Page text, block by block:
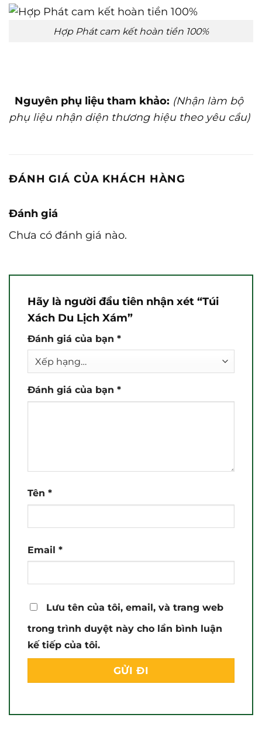
Hợp Phát cam kết hoàn tiền 100%
Nguyên phụ liệu tham khảo: (Nhận làm bộ
phụ liệu nhận diện thương hiệu theo yêu cầu)
ĐÁNH GIÁ CỦA KHÁCH HÀNG
Đánh giá
Chưa có đánh giá nào.
Hãy là người đầu tiên nhận xét “Túi
Xách Du Lịch Xám”
Đánh giá của bạn *
Đánh giá của bạn *
Tên *
Email *
Lưu tên của tôi, email, và trang web
trong trình duyệt này cho lần bình luận
kế tiếp của tôi.